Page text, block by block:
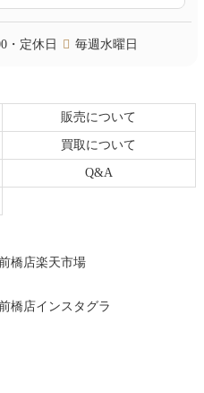
・定休日 毎週水曜日
販売について
買取について
Q&A